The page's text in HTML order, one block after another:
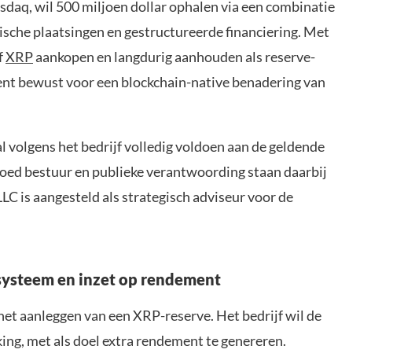
wil 500 miljoen dollar ophalen via een combinatie
plaatsingen en gestructureerde financiering. Met
XRPaankopen en langdurig aanhouden als reserve-
bewust voor een blockchain-native benadering van
volgens het bedrijf volledig voldoen aan de geldende
bestuur en publieke verantwoording staan daarbij
is aangesteld als strategisch adviseur voor de
en inzet op rendement
aanleggen van een XRP-reserve. Het bedrijf wil de
met als doel extra rendement te genereren.